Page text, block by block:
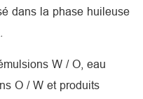
dans la phase huileuse
W / O, eau
O / W et produits